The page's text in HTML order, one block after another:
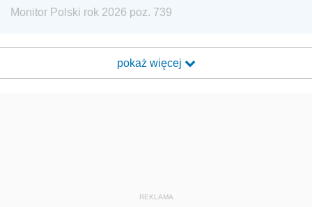
Monitor Polski rok 2026 poz. 739
pokaż więcej
REKLAMA